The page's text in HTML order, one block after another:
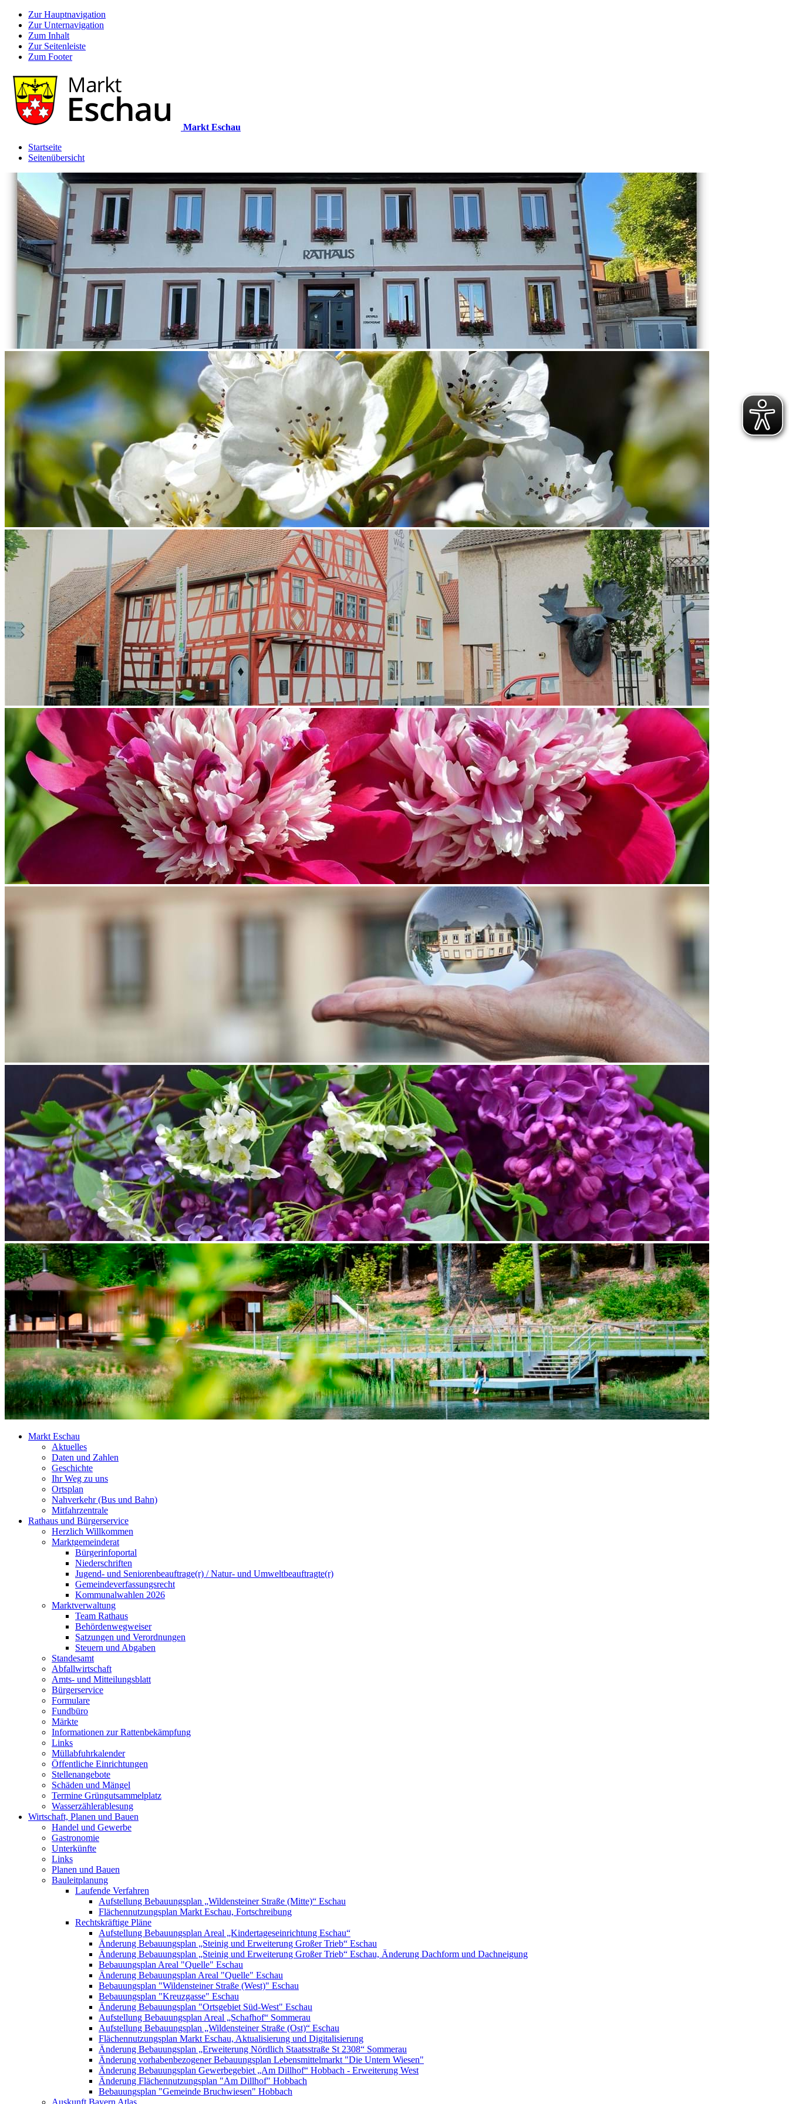
Zur Hauptnavigation
Zur Unternavigation
Zum Inhalt
Zur Seitenleiste
Zum Footer
Markt Eschau
Startseite
Seitenübersicht
Markt Eschau
Aktuelles
Daten und Zahlen
Geschichte
Ihr Weg zu uns
Ortsplan
Nahverkehr (Bus und Bahn)
Mitfahrzentrale
Rathaus und Bürgerservice
Herzlich Willkommen
Marktgemeinderat
Bürgerinfoportal
Niederschriften
Jugend- und Seniorenbeauftrage(r) / Natur- und Umweltbeauftragte(r)
Gemeindeverfassungsrecht
Kommunalwahlen 2026
Marktverwaltung
Team Rathaus
Behördenwegweiser
Satzungen und Verordnungen
Steuern und Abgaben
Standesamt
Abfallwirtschaft
Amts- und Mitteilungsblatt
Bürgerservice
Formulare
Fundbüro
Märkte
Informationen zur Rattenbekämpfung
Links
Müllabfuhrkalender
Öffentliche Einrichtungen
Stellenangebote
Schäden und Mängel
Termine Grüngutsammelplatz
Wasserzählerablesung
Wirtschaft, Planen und Bauen
Handel und Gewerbe
Gastronomie
Unterkünfte
Links
Planen und Bauen
Bauleitplanung
Laufende Verfahren
Aufstellung Bebauungsplan „Wildensteiner Straße (Mitte)“ Eschau
Flächennutzungsplan Markt Eschau, Fortschreibung
Rechtskräftige Pläne
Aufstellung Bebauungsplan Areal „Kindertageseinrichtung Eschau“
Änderung Bebauungsplan „Steinig und Erweiterung Großer Trieb“ Eschau
Änderung Bebauungsplan „Steinig und Erweiterung Großer Trieb“ Eschau, Änderung Dachform und Dachneigung
Bebauungsplan Areal "Quelle" Eschau
Änderung Bebauungsplan Areal "Quelle" Eschau
Bebauungsplan "Wildensteiner Straße (West)" Eschau
Bebauungsplan "Kreuzgasse" Eschau
Änderung Bebauungsplan "Ortsgebiet Süd-West" Eschau
Aufstellung Bebauungsplan Areal „Schafhof“ Sommerau
Aufstellung Bebauungsplan „Wildensteiner Straße (Ost)“ Eschau
Flächennutzungsplan Markt Eschau, Aktualisierung und Digitalisierung
Änderung Bebauungsplan „Erweiterung Nördlich Staatsstraße St 2308“ Sommerau
Änderung vorhabenbezogener Bebauungsplan Lebensmittelmarkt "Die Untern Wiesen"
Änderung Bebauungsplan Gewerbegebiet „Am Dillhof“ Hobbach - Erweiterung West
Änderung Flächennutzungsplan "Am Dillhof" Hobbach
Bebauungsplan "Gemeinde Bruchwiesen" Hobbach
Auskunft Bayern Atlas